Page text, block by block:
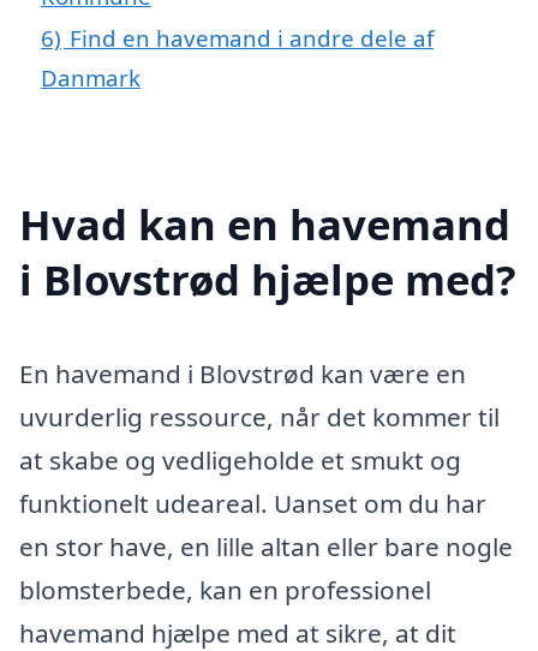
6) Find en havemand i andre dele af
Danmark
Hvad kan en havemand
i Blovstrød hjælpe med?
En havemand i Blovstrød kan være en
uvurderlig ressource, når det kommer til
at skabe og vedligeholde et smukt og
funktionelt udeareal. Uanset om du har
en stor have, en lille altan eller bare nogle
blomsterbede, kan en professionel
havemand hjælpe med at sikre, at dit